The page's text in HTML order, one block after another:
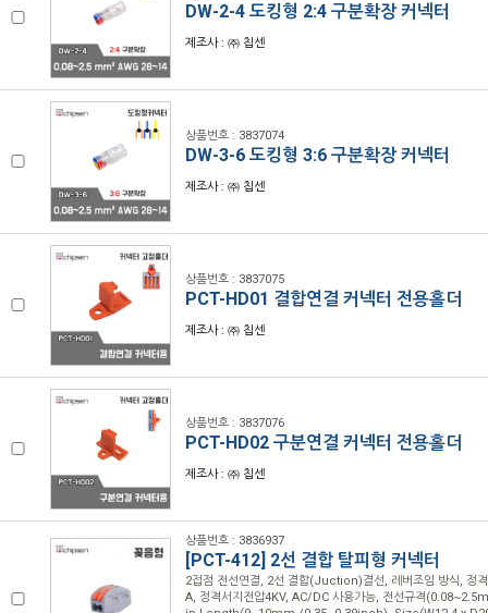
DW-2-4 도킹형 2:4 구분확장 커넥터
제조사 : ㈜ 칩센
상품번호 : 3837074
DW-3-6 도킹형 3:6 구분확장 커넥터
제조사 : ㈜ 칩센
상품번호 : 3837075
PCT-HD01 결합연결 커넥터 전용홀더
제조사 : ㈜ 칩센
상품번호 : 3837076
PCT-HD02 구분연결 커넥터 전용홀더
제조사 : ㈜ 칩센
상품번호 : 3836937
[PCT-412] 2선 결합 탈피형 커넥터
2접점 전선연결, 2선 결합(Juction)결선, 레버조임 방식, 정
A, 정격서지전압4KV, AC/DC 사용가능, 전선규격